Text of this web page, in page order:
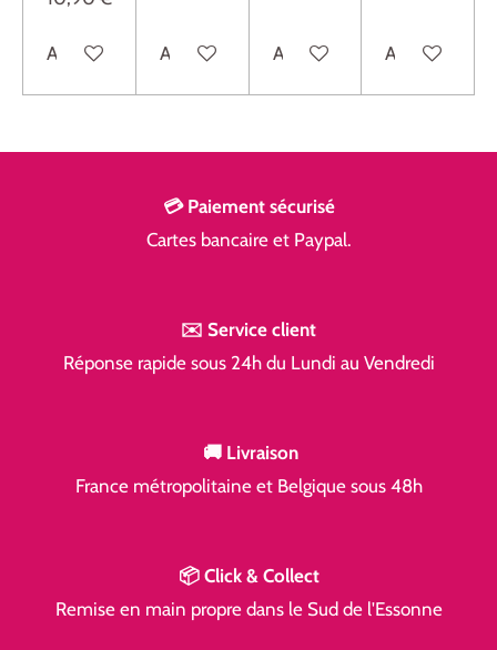
Ajouter au panierAjouter au panierAjouter au panierAjouter au
💳 Paiement sécurisé
Cartes bancaire et Paypal.
✉️ Service client
Réponse rapide sous 24h du Lundi au Vendredi
🚚 Livraison
France métropolitaine et Belgique sous 48h
📦 Click & Collect
Remise en main propre dans le Sud de l'Essonne